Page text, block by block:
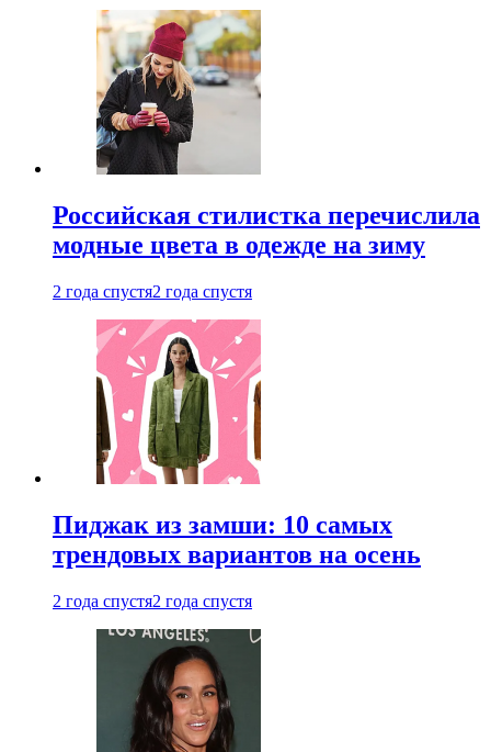
Российская стилистка перечислила
модные цвета в одежде на зиму
2 года спустя2 года спустя
Пиджак из замши: 10 самых
трендовых вариантов на осень
2 года спустя2 года спустя